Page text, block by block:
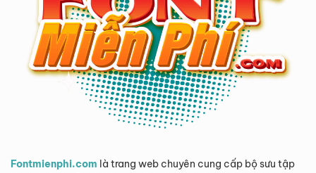
Fontmienphi.com là trang web chuyên cung cấp bộ sưu tập